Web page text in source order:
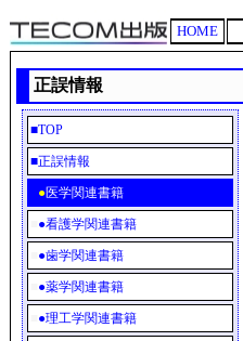
HOME
正誤情報
■TOP
■正誤情報
●医学関連書籍
●看護学関連書籍
●歯学関連書籍
●薬学関連書籍
●理工学関連書籍